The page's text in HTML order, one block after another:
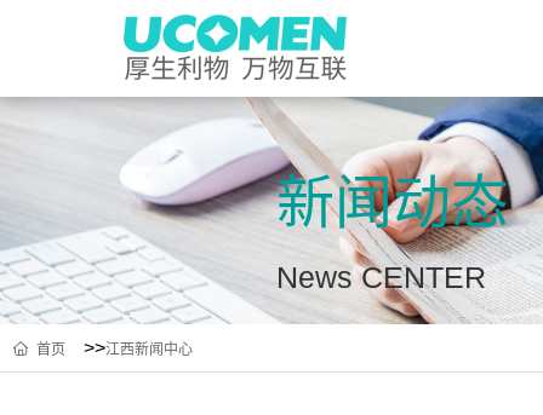
新闻动态
News CENTER
首页 >>江西新闻中心